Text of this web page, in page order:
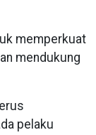
memperkuat
mendukung
pelaku